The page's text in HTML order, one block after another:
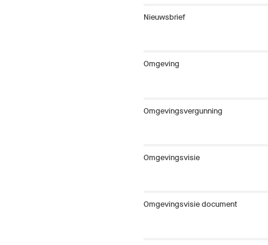
Nieuwsbrief
Omgeving
Omgevingsvergunning
Omgevingsvisie
Omgevingsvisie document